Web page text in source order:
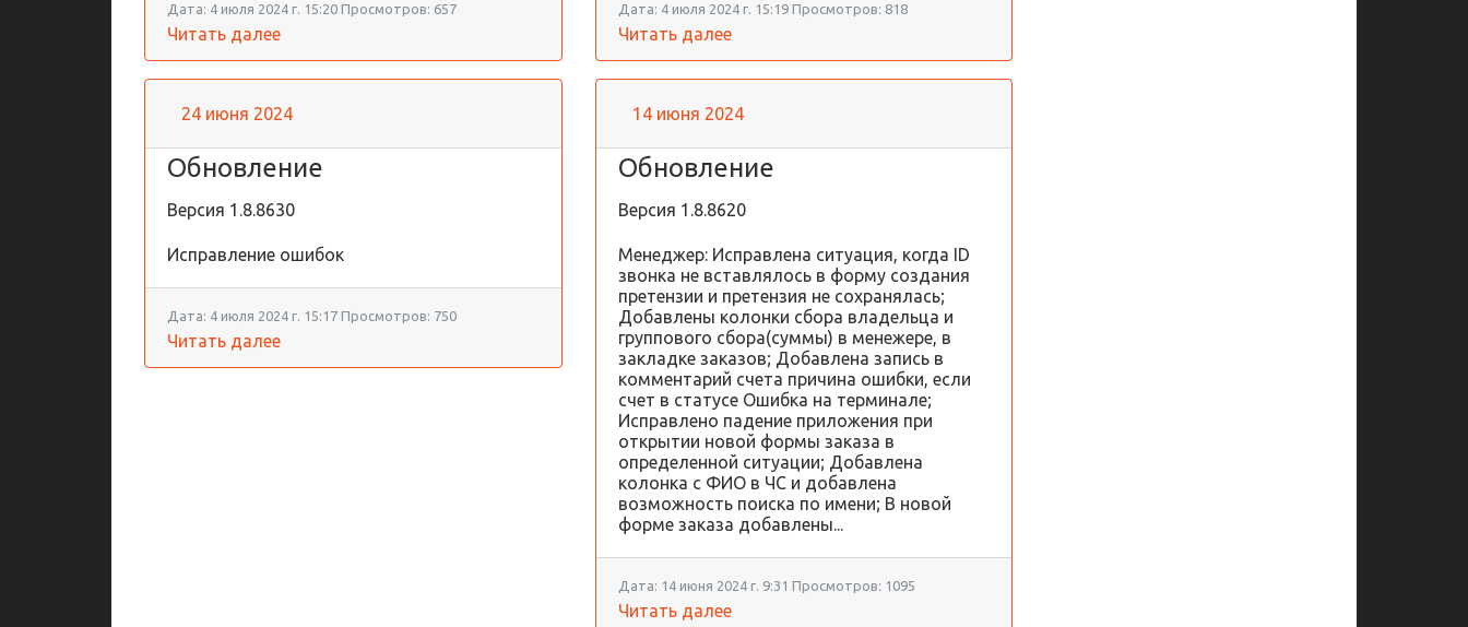
Дата: 4 июля 2024 г. 15:20 Просмотров: 657
Читать далее
Дата: 4 июля 2024 г. 15:19 Просмотров: 818
Читать далее
24 июня 2024
Обновление
Версия 1.8.8630
Исправление ошибок
Дата: 4 июля 2024 г. 15:17 Просмотров: 750
Читать далее
14 июня 2024
Обновление
Версия 1.8.8620
Менеджер: Исправлена ситуация, когда ID
звонка не вставлялось в форму создания
претензии и претензия не сохранялась;
Добавлены колонки сбора владельца и
группового сбора(суммы) в менежере, в
закладке заказов; Добавлена запись в
комментарий счета причина ошибки, если
счет в статусе Ошибка на терминале;
Исправлено падение приложения при
открытии новой формы заказа в
определенной ситуации; Добавлена
колонка с ФИО в ЧС и добавлена
возможность поиска по имени; В новой
форме заказа добавлены...
Дата: 14 июня 2024 г. 9:31 Просмотров: 1095
Читать далее